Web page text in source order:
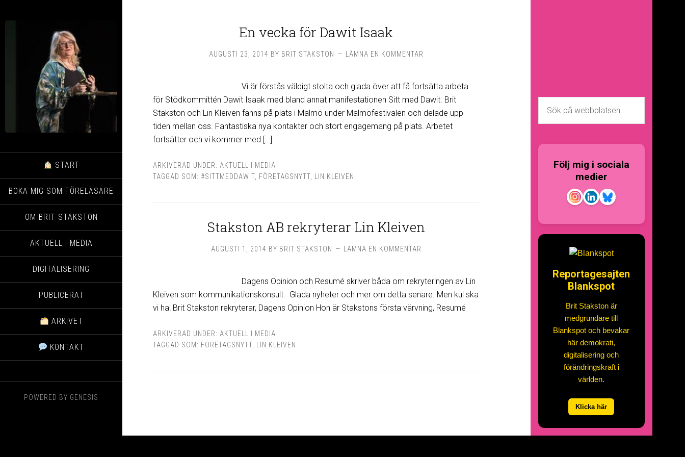
START
BOKA MIG SOM FÖRELÄSARE
OM BRIT STAKSTON
AKTUELL I MEDIA
DIGITALISERING
PUBLICERAT
ARKIVET
KONTAKT
POWERED BY GENESIS
En vecka för Dawit Isaak
AUGUSTI 23, 2014 BY BRIT STAKSTON LÄMNA EN KOMMENTAR
Vi är förstås väldigt stolta och glada över att få fortsätta arbeta
för Stödkommittén Dawit Isaak med bland annat manifestationen Sitt med Dawit. Brit
Stakston och Lin Kleiven fanns på plats i Malmö under Malmöfestivalen och delade upp
tiden mellan oss. Fantastiska nya kontakter och stort engagemang på plats. Arbetet
fortsätter och vi kommer med […]
ARKIVERAD UNDER: AKTUELL I MEDIA
TAGGAD SOM: #SITTMEDDAWIT FÖRETAGSNYTT LIN KLEIVEN
Stakston AB rekryterar Lin Kleiven
AUGUSTI 1, 2014 BY BRIT STAKSTON LÄMNA EN KOMMENTAR
Dagens Opinion och Resumé skriver båda om rekryteringen av Lin
Kleiven som kommunikationskonsult. Glada nyheter och mer om detta senare. Men kul ska
vi ha! Brit Stakston rekryterar, Dagens Opinion Hon är Stakstons första värvning, Resumé
ARKIVERAD UNDER: AKTUELL I MEDIA
TAGGAD SOM: FÖRETAGSNYTT LIN KLEIVEN
Följ mig i sociala
medier
Reportagesajten
Blankspot
Brit Stakston är
medgrundare till
Blankspot och bevakar
här demokrati,
digitalisering och
förändringskraft i
världen.
Klicka här